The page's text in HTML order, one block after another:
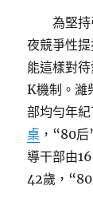
為堅持
夜競爭性
能這樣對
K機制。濰
部均勻年
桌 ，“80
導干部由
42歲，